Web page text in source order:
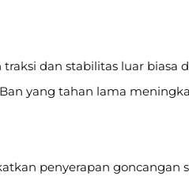
dan stabilitas luar biasa
yang tahan lama
penyerapan goncangan